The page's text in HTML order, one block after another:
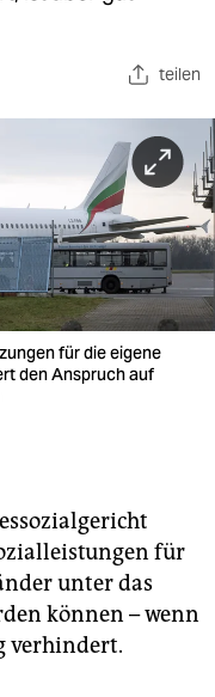
teilen
für die eigene
den Anspruch auf
für
unter das
können – wenn
verhindert.